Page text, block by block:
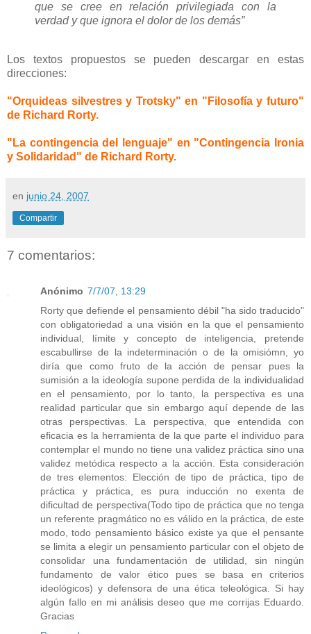
que se cree en relación privilegiada con la
verdad y que ignora el dolor de los demás”
Los textos propuestos se pueden descargar en estas
direcciones:
"Orquideas silvestres y Trotsky" en "Filosofía y futuro"
de Richard Rorty.
"La contingencia del lenguaje" en "Contingencia Ironia
y Solidaridad" de Richard Rorty.
en junio 24, 2007
Compartir
7 comentarios:
Anónimo 7/7/07, 13:29
Rorty que defiende el pensamiento débil "ha sido traducido"
con obligatoriedad a una visión en la que el pensamiento
individual, límite y concepto de inteligencia, pretende
escabullirse de la indeterminación o de la omisiómn, yo
diría que como fruto de la acción de pensar pues la
sumisión a la ideología supone perdida de la individualidad
en el pensamiento, por lo tanto, la perspectiva es una
realidad particular que sin embargo aquí depende de las
otras perspectivas. La perspectiva, que entendida con
eficacia es la herramienta de la que parte el individuo para
contemplar el mundo no tiene una validez práctica sino una
validez metódica respecto a la acción. Esta consideración
de tres elementos: Elección de tipo de práctica, tipo de
práctica y práctica, es pura inducción no exenta de
dificultad de perspectiva(Todo tipo de práctica que no tenga
un referente pragmático no es válido en la práctica, de este
modo, todo pensamiento básico existe ya que el pensante
se limita a elegir un pensamiento particular con el objeto de
consolidar una fundamentación de utilidad, sin ningún
fundamento de valor ético pues se basa en criterios
ideológicos) y defensora de una ética teleológica. Si hay
algún fallo en mi análisis deseo que me corrijas Eduardo.
Gracias